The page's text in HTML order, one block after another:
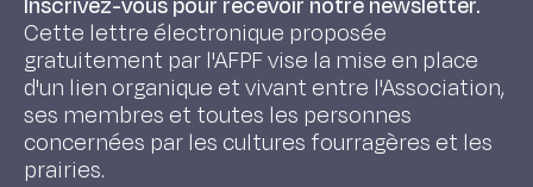
Cette lettre électronique proposée
gratuitement par l'AFPF vise la mise en place
d'un lien organique et vivant entre l'Association,
ses membres et toutes les personnes
concernées par les cultures fourragères et les
prairies.